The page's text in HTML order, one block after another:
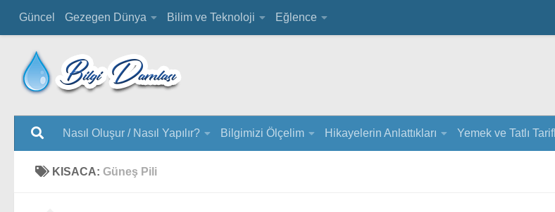
Güncel Gezegen Dünya Bilim ve Teknoloji Eğlence
Nasıl Oluşur / Nasıl Yapılır? Bilgimizi Ölçelim Hikayelerin Anlattıkları Yemek ve Tatlı
KISACA: Güneş Pili